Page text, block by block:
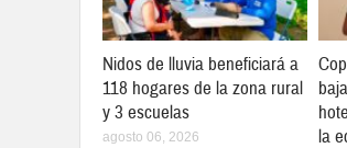
Nidos de lluvia beneficiará a
118 hogares de la zona rural
y 3 escuelas
agosto 06, 2026
la